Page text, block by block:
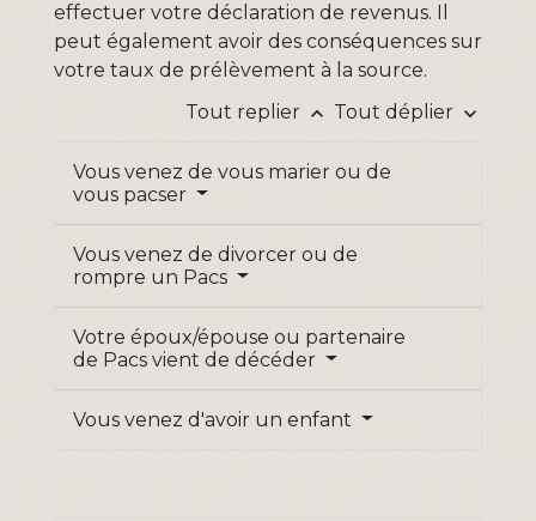
effectuer votre déclaration de revenus. Il
peut également avoir des conséquences sur
votre taux de prélèvement à la source.
Tout replier keyboard_arrow_up Tout déplier keyboard_arrow_down
Vous venez de vous marier ou de
vous pacser
Vous venez de divorcer ou de
rompre un Pacs
Votre époux/épouse ou partenaire
de Pacs vient de décéder
Vous venez d'avoir un enfant